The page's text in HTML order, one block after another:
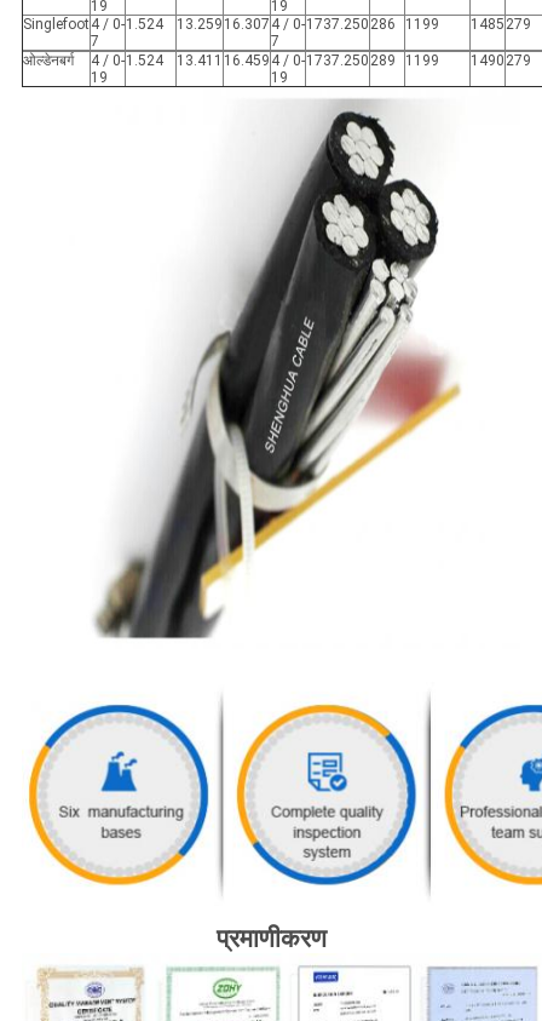
19
19
Singlefoot4 / 0-
7
1.524 13.259 16.307 4 / 0-
7
1737.250 286 1199 1485 279
ओल्डेनबर्ग
4 / 0-
19
1.524 13.411 16.459 4 / 0-
19
1737.250 289 1199 1490 279
प्रमाणीकरण